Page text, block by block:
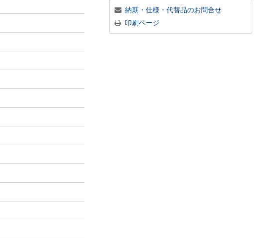
納期・仕様・代替品のお問合せ
印刷ページ